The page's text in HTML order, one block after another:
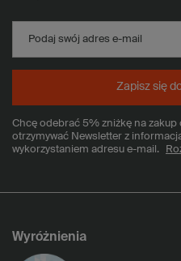
Podaj swój adres e-mail
Chcę odebrać 5% zniżkę na zakup
otrzymywać Newsletter z
wykorzystaniem adresu e-mail.
Zapisz się
Wyróżnienia